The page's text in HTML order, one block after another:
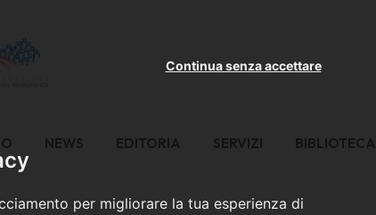
per migliorare la tua esperienza di
Continua senza accettare
NEWS EDITORIA SERVIZI BIBLIOTECA